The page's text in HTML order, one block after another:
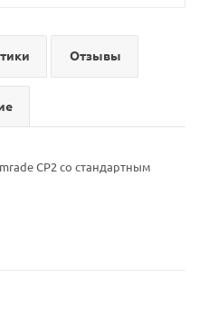
Отзывы
CP2 со стандартным